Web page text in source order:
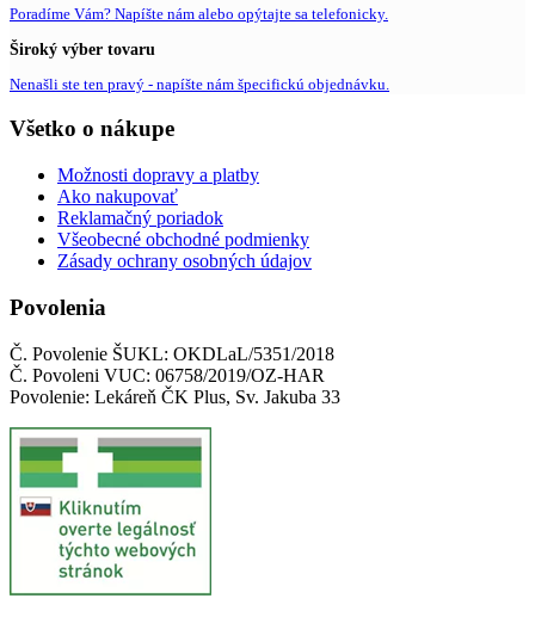
Poradíme Vám? Napíšte nám alebo opýtajte sa telefonicky.
Široký výber tovaru
Nenašli ste ten pravý - napíšte nám špecifickú objednávku.
Všetko o nákupe
Možnosti dopravy a platby
Ako nakupovať
Reklamačný poriadok
Všeobecné obchodné podmienky
Zásady ochrany osobných údajov
Povolenia
Č. Povolenie ŠUKL: OKDLaL/5351/2018
Č. Povoleni VUC: 06758/2019/OZ-HAR
Povolenie: Lekáreň ČK Plus, Sv. Jakuba 33